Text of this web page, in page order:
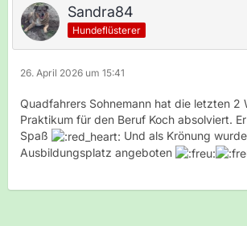
Sandra84
Hundeflüsterer
26. April 2026 um 15:41
Quadfahrers Sohnemann hat die letzten 2
Praktikum für den Beruf Koch absolviert.
Spaß
Und als Krönung
Ausbildungsplatz angeboten